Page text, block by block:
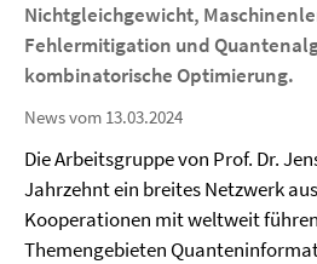
Nichtgleichgewicht,
Fehlermitigation und
kombinatorische Optimierung.
News vom 13.03.2024
Die Arbeitsgruppe von Prof. Dr.
Jahrzehnt ein breites Netzwerk
Kooperationen mit weltweit
Themengebieten